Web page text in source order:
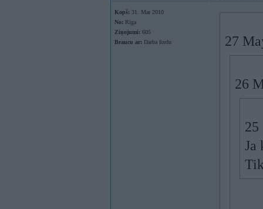
Kopš: 31. Mar 2010
No: Rīga
Ziņojumi: 605
Braucu ar: Darba fordu 27
26
25
Ja